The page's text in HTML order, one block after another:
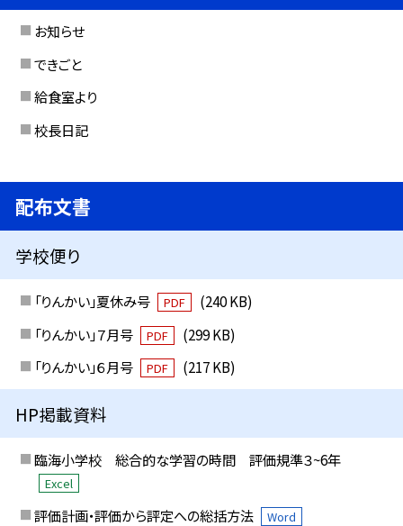
お知らせ
できごと
給食室より
校長日記
配布文書
学校便り
「りんかい」夏休み号 PDF
(240 KB)
「りんかい」７月号
PDF
(299 KB)
「りんかい」６月号
PDF (217 KB)
HP掲載資料
臨海小学校 総合的な学習の時間 評価規準３~6年
Excel
評価計画・評価から評定への総括方法 Word